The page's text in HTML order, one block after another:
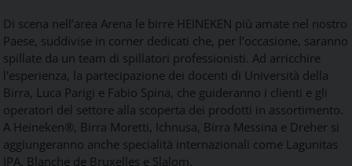
Di scena nell’area Arena le birre HEINEKEN più amate nel nostro
Paese, suddivise in corner dedicati che, per l’occasione, saranno
spillate da un team di spillatori professionisti. Ad arricchire
l'esperienza, la partecipazione dei docenti di Università della
Birra, Luca Parigi e Fabio Spina, che guideranno i clienti e gli
operatori del settore alla scoperta dei prodotti in assortimento.
A Heineken®, Birra Moretti, Ichnusa, Birra Messina e Dreher si
aggiungeranno anche specialità internazionali come Lagunitas
IPA, Blanche de Bruxelles e Slalom.